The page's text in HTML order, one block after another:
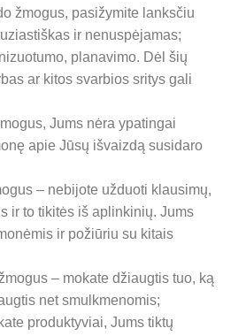
žmogus, pasižymite lanksčiu
ir nenuspėjamas;
planavimo. Dėl šių
ar kitos svarbios sritys gali
Jums nėra ypatingai
apie Jūsų išvaizdą susidaro
– nebijote užduoti klausimų,
ir to tikitės iš aplinkinių. Jums
ir požiūriu su kitais
– mokate džiaugtis tuo, ką
net smulkmenomis;
produktyviai, Jums tiktų